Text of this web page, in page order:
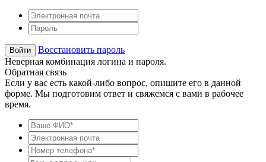
Восстановить пароль
Неверная комбинация логина и пароля.
Обратная связь
Если у вас есть какой-либо вопрос, опишите его в данной
форме. Мы подготовим ответ и свяжемся с вами в рабочее
время.